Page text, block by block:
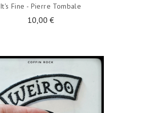
It's Fine - Pierre Tombale
10,00 €